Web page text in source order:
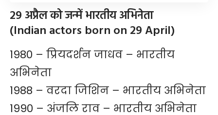
29 अप्रैल को जन्में भारतीय अभिनेता
(Indian actors born on 29 April)
1980 – प्रियदर्शन जाधव – भारतीय
अभिनेता
1988 – वरदा जिशिन – भारतीय अभिनेता
1990 – अंजलि राव – भारतीय अभिनेता